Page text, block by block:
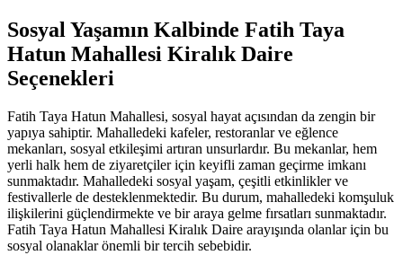
Sosyal Yaşamın Kalbinde Fatih Taya
Hatun Mahallesi Kiralık Daire
Seçenekleri
Fatih Taya Hatun Mahallesi, sosyal hayat açısından da zengin bir
yapıya sahiptir. Mahalledeki kafeler, restoranlar ve eğlence
mekanları, sosyal etkileşimi artıran unsurlardır. Bu mekanlar, hem
yerli halk hem de ziyaretçiler için keyifli zaman geçirme imkanı
sunmaktadır. Mahalledeki sosyal yaşam, çeşitli etkinlikler ve
festivallerle de desteklenmektedir. Bu durum, mahalledeki komşuluk
ilişkilerini güçlendirmekte ve bir araya gelme fırsatları sunmaktadır.
Fatih Taya Hatun Mahallesi Kiralık Daire arayışında olanlar için bu
sosyal olanaklar önemli bir tercih sebebidir.